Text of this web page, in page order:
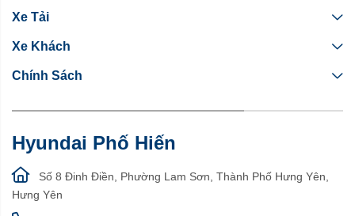
Xe Tải
Xe Khách
Chính Sách
Hyundai Phố Hiến
Số 8 Đinh Điền, Phường Lam Sơn, Thành Phố Hưng Yên,
Hưng Yên